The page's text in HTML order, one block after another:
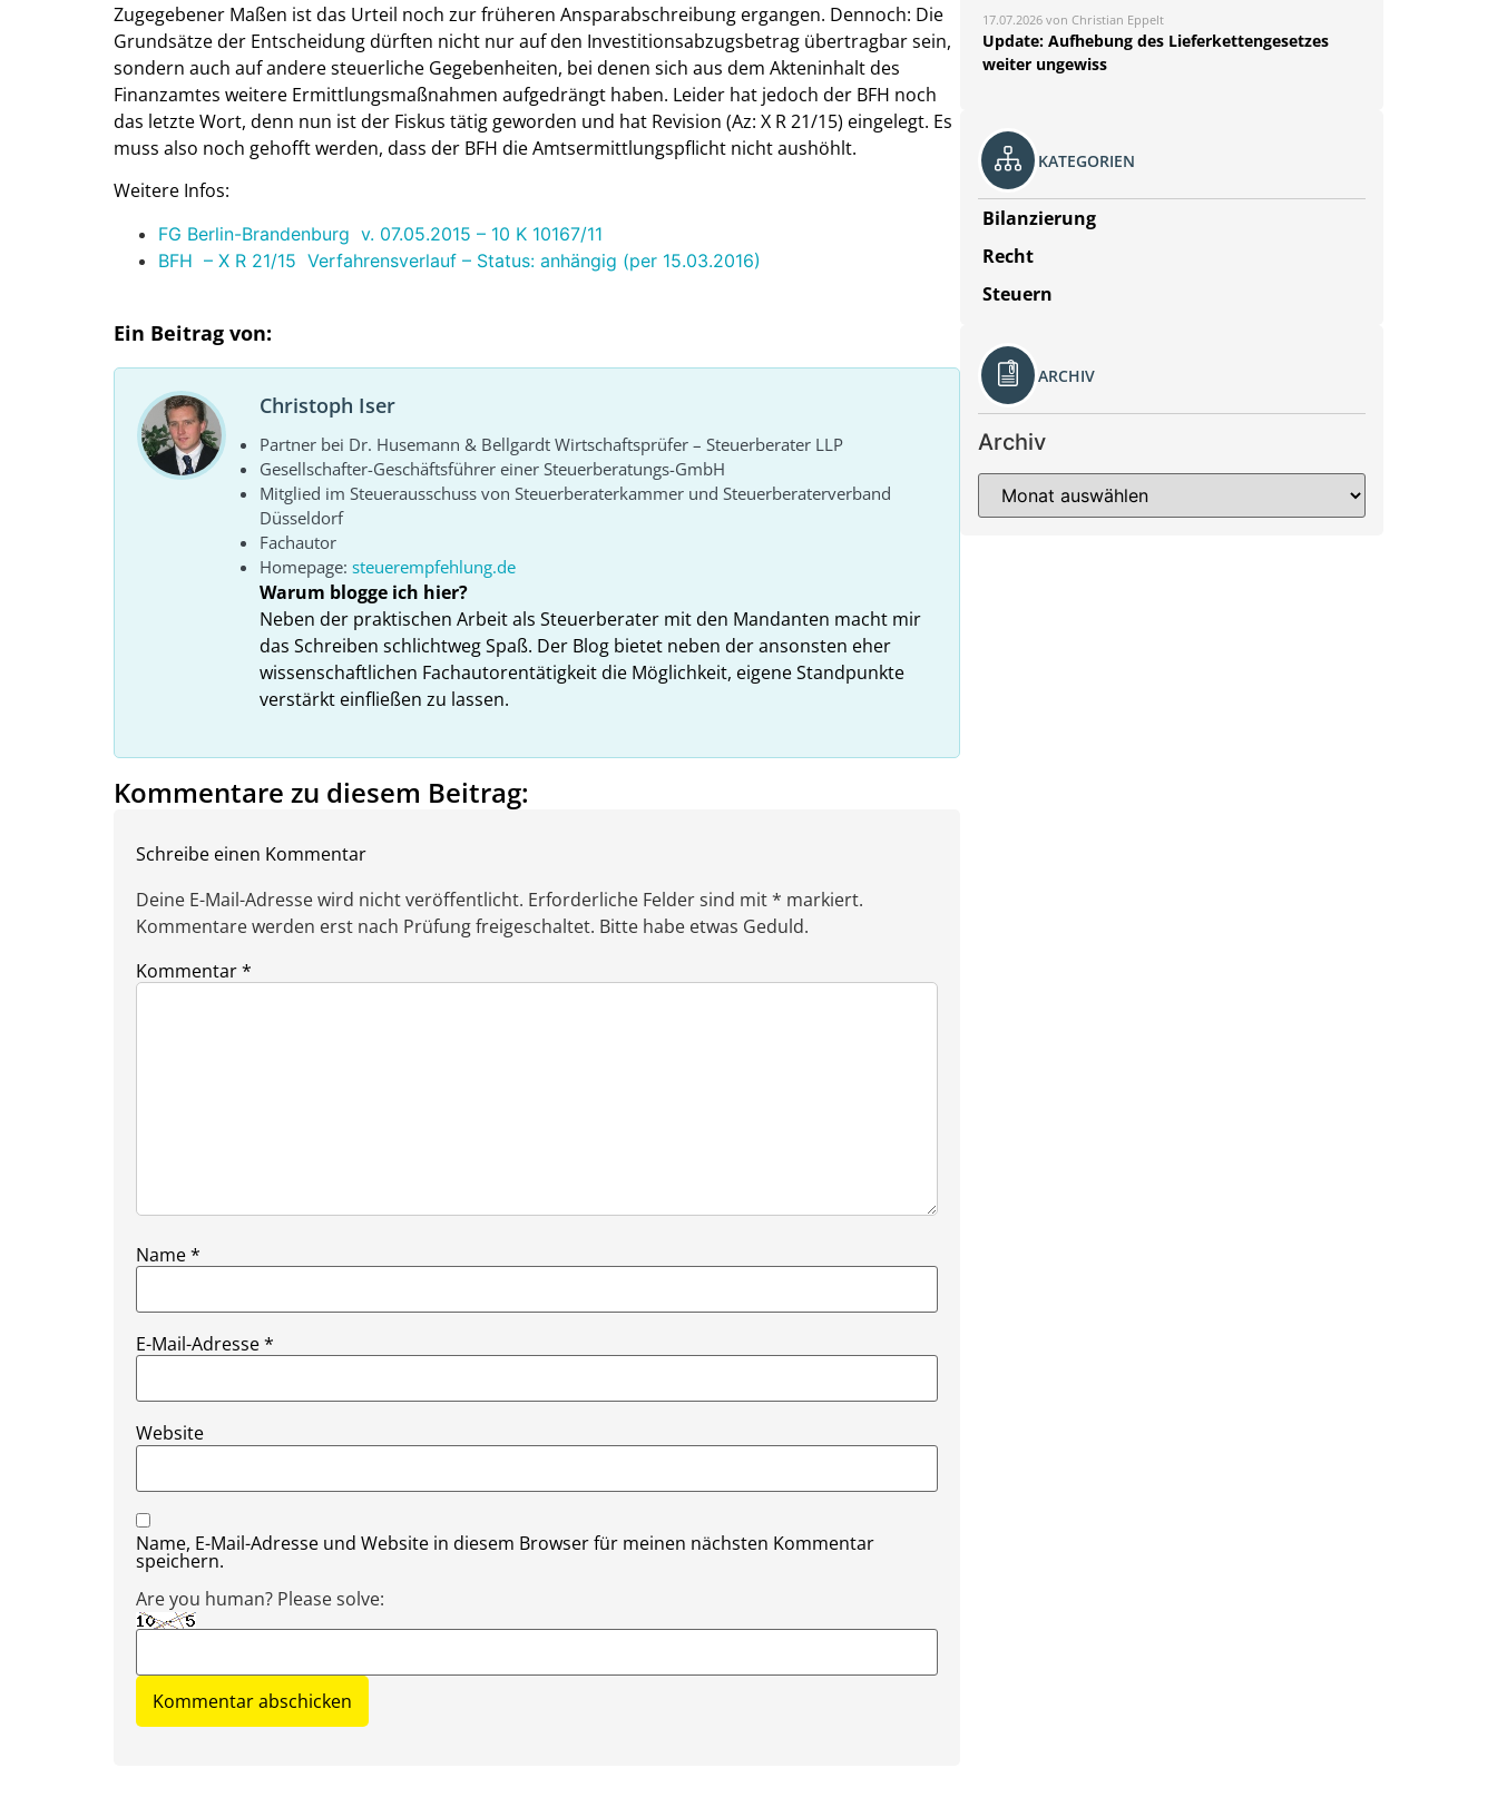
Zugegebener Maßen ist das Urteil noch zur früheren Ansparabschreibung ergangen. Dennoch: Die
Grundsätze der Entscheidung dürften nicht nur auf den Investitionsabzugsbetrag übertragbar sein,
sondern auch auf andere steuerliche Gegebenheiten, bei denen sich aus dem Akteninhalt des
Finanzamtes weitere Ermittlungsmaßnahmen aufgedrängt haben. Leider hat jedoch der BFH noch
das letzte Wort, denn nun ist der Fiskus tätig geworden und hat Revision (Az: X R 21/15) eingelegt. Es
muss also noch gehofft werden, dass der BFH die Amtsermittlungspflicht nicht aushöhlt.
Weitere Infos:
FG Berlin-Brandenburg v. 07.05.2015 – 10 K 10167/11
BFH – X R 21/15 Verfahrensverlauf – Status: anhängig (per 15.03.2016)
Ein Beitrag von:
Christoph Iser
Partner bei Dr. Husemann & Bellgardt Wirtschaftsprüfer – Steuerberater LLP
Gesellschafter-Geschäftsführer einer Steuerberatungs-GmbH
Mitglied im Steuerausschuss von Steuerberaterkammer und Steuerberaterverband
Düsseldorf
Fachautor
Homepage: steuerempfehlung.de
Warum blogge ich hier?
Neben der praktischen Arbeit als Steuerberater mit den Mandanten macht mir
das Schreiben schlichtweg Spaß. Der Blog bietet neben der ansonsten eher
wissenschaftlichen Fachautorentätigkeit die Möglichkeit, eigene Standpunkte
verstärkt einfließen zu lassen.
Kommentare zu diesem Beitrag:
Schreibe einen Kommentar
Deine E-Mail-Adresse wird nicht veröffentlicht. Erforderliche Felder sind mit * markiert.
Kommentare werden erst nach Prüfung freigeschaltet. Bitte habe etwas Geduld.
Kommentar*
Name*
E-Mail-Adresse*
Website
Name, E-Mail-Adresse und Website in diesem Browser für meinen nächsten Kommentar
speichern.
Are you human? Please solve:
17.07.2026 von Christian Eppelt
Update: Aufhebung des Lieferkettengesetzes
weiter ungewiss
KATEGORIEN
Bilanzierung
Recht
Steuern
ARCHIV
Archiv